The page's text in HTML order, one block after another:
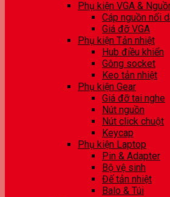
Phụ kiện VGA &
Cáp nguồn nối
Giá đỡ VGA
Phụ kiện Tản nhiệt
Hub điều khiển
Gông socket
Keo tản nhiệt
Phụ kiện Gear
Giá đỡ tai nghe
Nút nguồn
Nút click chuột
Keycap
Phụ kiện Laptop
Pin & Adapter
Bộ vệ sinh
Đế tản nhiệt
Balo & Túi